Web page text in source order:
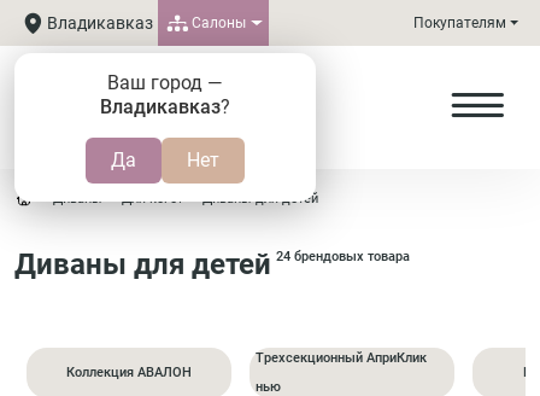
Владикавказ
Ваш город —
Владикавказ?
Салоны Покупателям
Диваны Для кого? Диваны для детей
Диваны для детей 24 брендовых товара
Коллекция АВАЛОН
Трехсекционный АприКлик
нью